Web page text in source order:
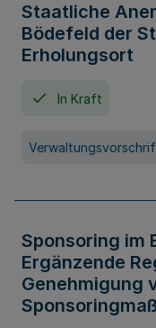
Staatliche
Bödefeld der
Erholungsort
In Kraft
Sponsoring im
Ergänzende
Genehmigung